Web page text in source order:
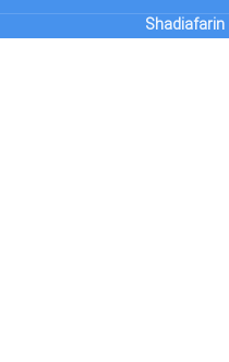
Shadiafarin